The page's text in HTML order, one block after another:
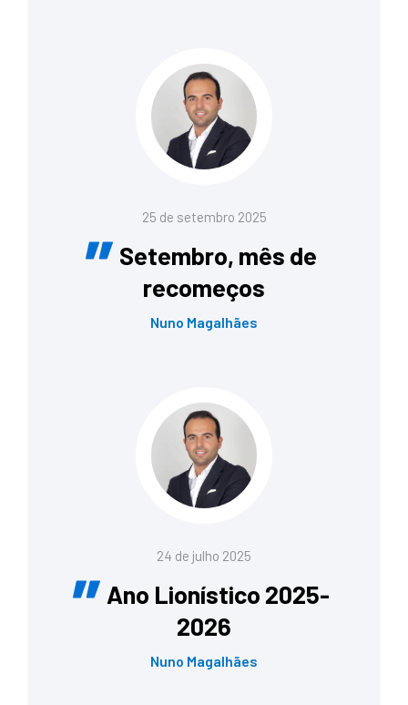
25 de setembro 2025
Setembro, mês de
recomeços
Nuno Magalhães
24 de julho 2025
Ano Lionístico 2025-
2026
Nuno Magalhães